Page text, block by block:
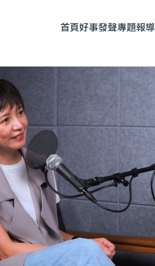
首頁好事發聲專題報導
友善飲食 永續生活
全部